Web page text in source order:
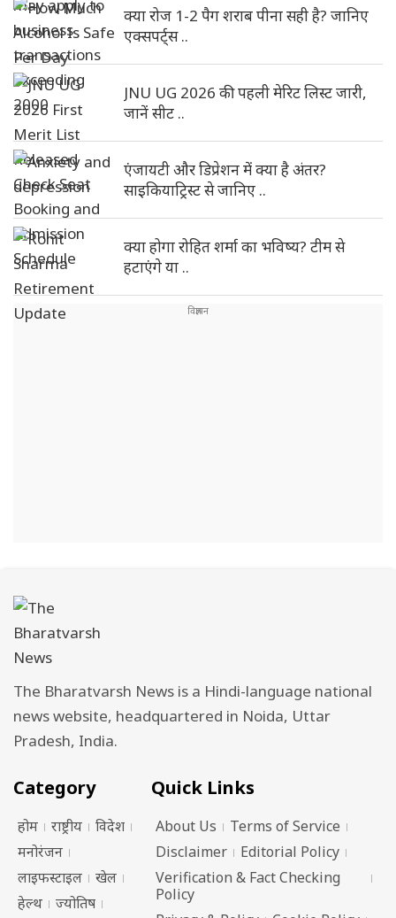
क्या रोज 1-2 पैग शराब पीना सही है? जानिए
एक्सपर्ट्स ..
JNU UG 2026 की पहली मेरिट लिस्ट जारी,
जानें सीट ..
एंजायटी और डिप्रेशन में क्या है अंतर?
साइकियाट्रिस्ट से जानिए ..
क्या होगा रोहित शर्मा का भविष्य? टीम से
हटाएंगे या ..
The Bharatvarsh News is a Hindi-language national
news website, headquartered in Noida, Uttar
Pradesh, India.
Category
होम राष्ट्रीय
विदेश
मनोरंजन
लाइफस्टाइल
खेल
हेल्थ
ज्योतिष
Quick Links
About Us
Terms of Service
Disclaimer
Editorial Policy
Verification & Fact Checking
Policy